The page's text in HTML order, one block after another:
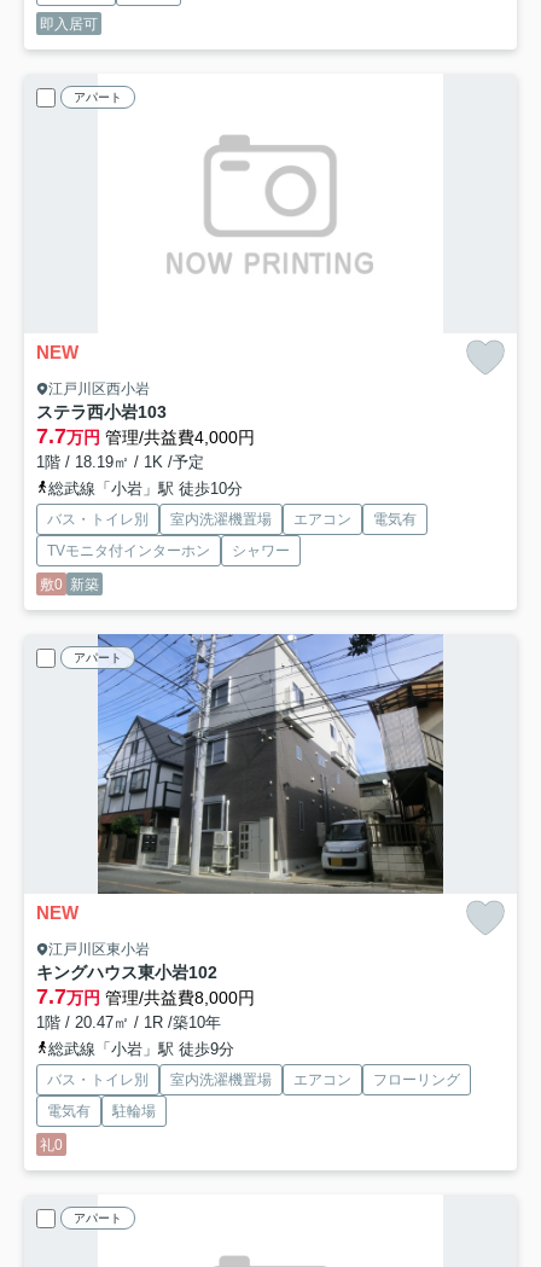
即入居可
アパート
NEW
江戸川区西小岩
ステラ西小岩103
7.7万円 管理/共益費4,000円
1階 / 18.19㎡ / 1K /予定
総武線「小岩」駅 徒歩10分
バス・トイレ別 室内洗濯機置場 エアコン
電気有
TVモニタ付インターホン
シャワー
敷0 新築
アパート
NEW
江戸川区東小岩
キングハウス東小岩102
7.7万円 管理/共益費8,000円
1階 / 20.47㎡ / 1R /築10年
総武線「小岩」駅 徒歩9分
バス・トイレ別 室内洗濯機置場 エアコン
フローリング
電気有
駐輪場
礼0
アパート